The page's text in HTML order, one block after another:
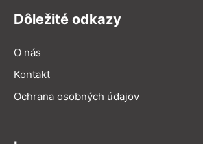
Dôležité odkazy
O nás
Kontakt
Ochrana osobných údajov